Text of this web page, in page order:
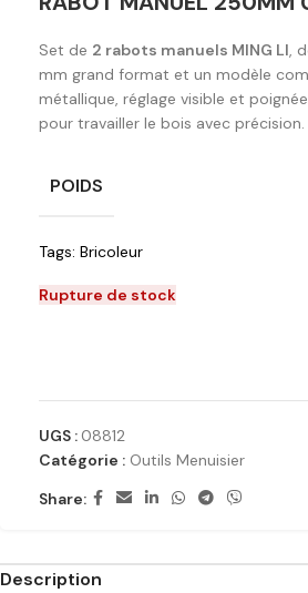
Set de 2 rabots manuels MING LI,
mm grand format et un modèle
métallique, réglage visible et
pour travailler le bois avec précision.
POIDS
Tags: Bricoleur
Rupture de stock
UGS : 08812
Catégorie : Outils Menuisier
Share:
Description